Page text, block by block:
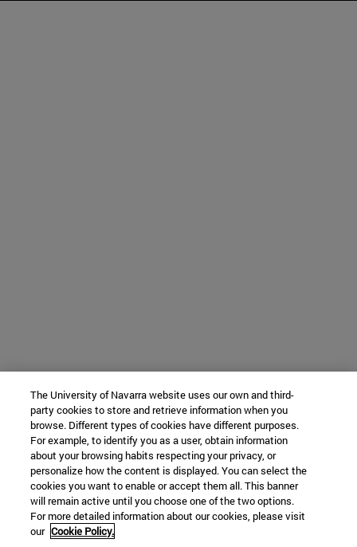
The University of Navarra website uses our own and third-
party cookies to store and retrieve information when you
browse. Different types of cookies have different purposes.
For example, to identify you as a user, obtain information
about your browsing habits respecting your privacy, or
personalize how the content is displayed. You can select the
cookies you want to enable or accept them all. This banner
will remain active until you choose one of the two options.
For more detailed information about our cookies, please visit
our Cookie Policy.